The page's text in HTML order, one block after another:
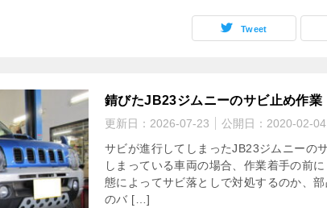
Tweet
錆びたJB23ジムニーのサビ止め作業
更新日： 2026-07-23 公開日： 2020-02-04
サビが進行してしまったJB23ジムニーの
しまっている車両の場合、作業着手の前
態によってサビ落としで対処するのか、
のバ […]